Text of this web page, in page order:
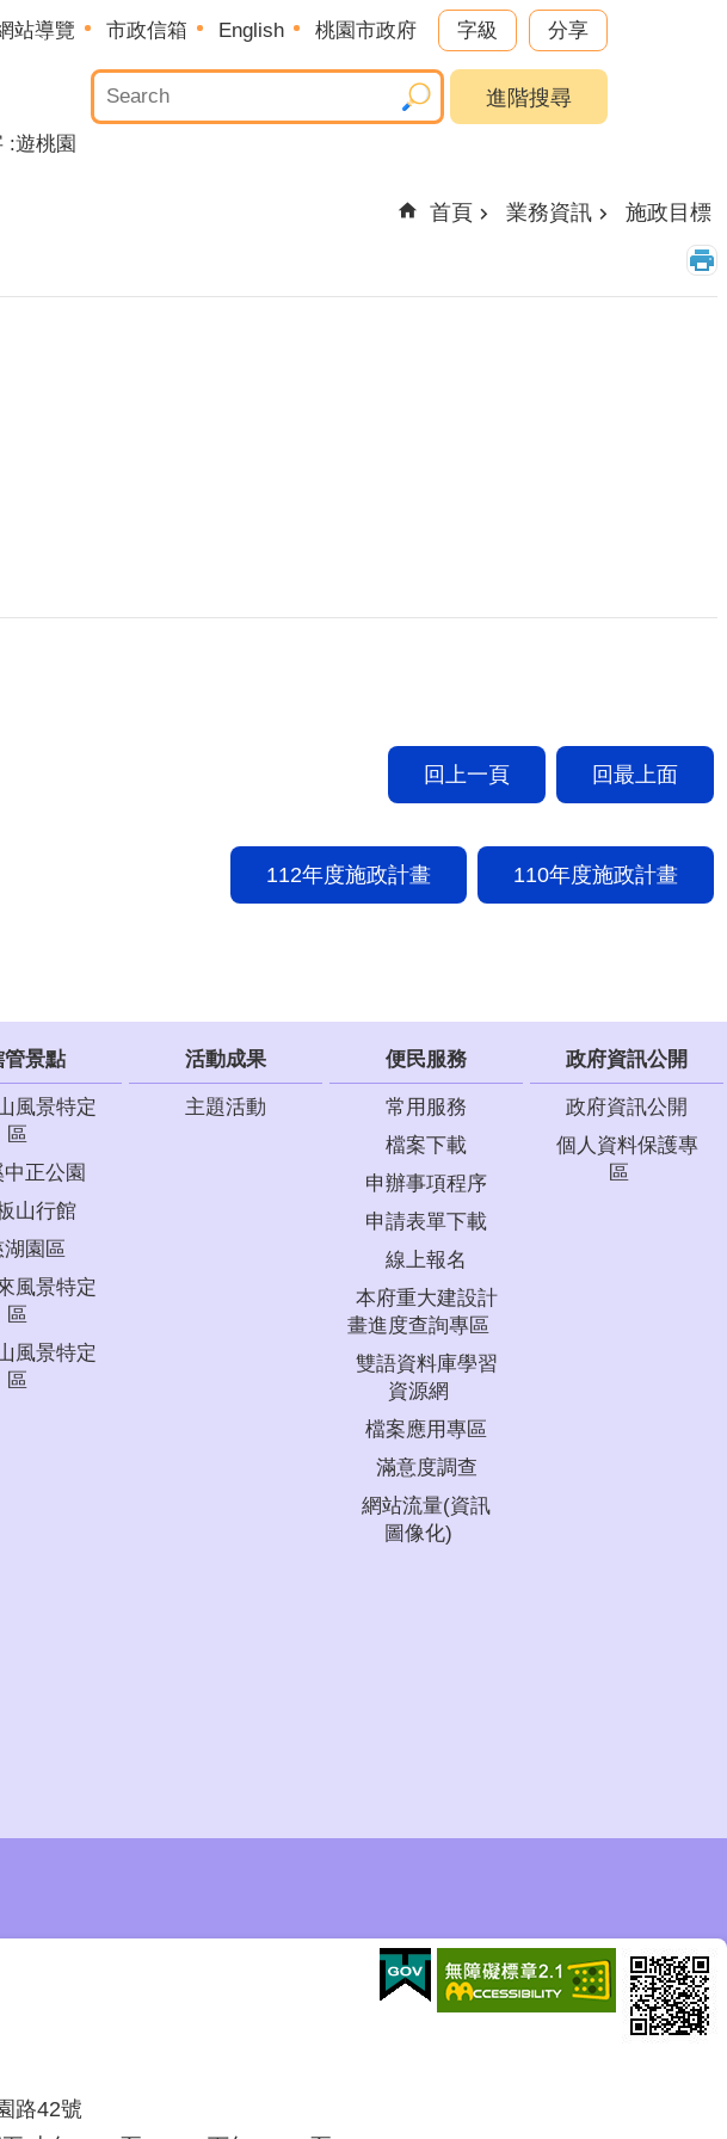
站導覽 市政信箱 English 桃園市政府 字級 分享
進階搜尋
遊桃園
首頁 業務資訊 施政目標
回上一頁 回最上面
112年度施政計畫 110年度施政計畫
管景點
風景特定
區
中正公園
山行館
湖園區
風景特定
區
風景特定
區
活動成果
主題活動
便民服務
常用服務
檔案下載
申辦事項程序
申請表單下載
線上報名
本府重大建設計
畫進度查詢專區
雙語資料庫學習
資源網
檔案應用專區
滿意度調查
網站流量(資訊
圖像化)
政府資訊公開
政府資訊公開
個人資料保護專
區
路42號